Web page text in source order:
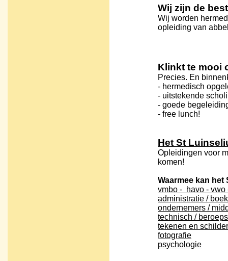
Wij zijn de
Wij worden
opleiding van
Klinkt te mooi
Precies. En
- hermedisch
- uitstekende
- goede
- free lunch!
Het St
Opleidingen voor
komen!
Waarmee kan
vmbo - havo - vwo
administratie /
ondernemers /
technisch /
tekenen en
fotografie
psychologie